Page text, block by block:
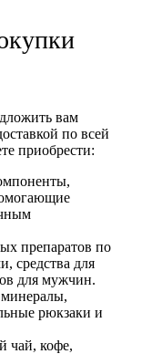
вам
по всей
приобрести:
препаратов по
средства для
для мужчин.
рюкзаки и
чай, кофе,